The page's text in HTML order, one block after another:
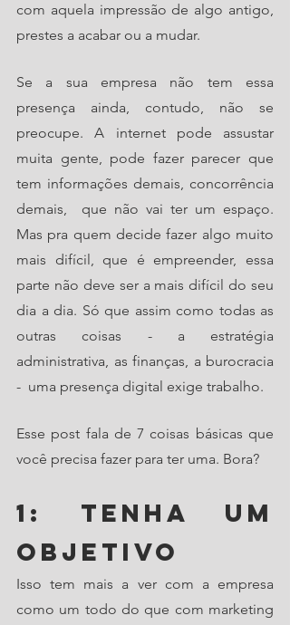
com aquela impressão de algo antigo,
prestes a acabar ou a mudar.
Se a sua empresa não tem essa
presença ainda, contudo, não se
preocupe. A internet pode assustar
muita gente, pode fazer parecer que
tem informações demais, concorrência
demais,  que não vai ter um espaço.
Mas pra quem decide fazer algo muito
mais difícil, que é empreender, essa
parte não deve ser a mais difícil do seu
dia a dia. Só que assim como todas as
outras coisas - a estratégia
administrativa, as finanças, a burocracia
-  uma presença digital exige trabalho.
Esse post fala de 7 coisas básicas que
você precisa fazer para ter uma. Bora?
1: Tenha um
objetivo
Isso tem mais a ver com a empresa
como um todo do que com marketing